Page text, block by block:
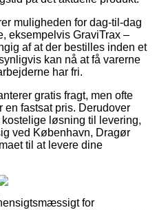
muligheden for dag-til-dag
eksempelvis GraviTrax –
af at der bestilles inden et
kan nå at få varerne
har fri.
gratis fragt, men ofte
fastsat pris. Derudover
løsning til levering,
ved København, Dragør
til at levere dine
for